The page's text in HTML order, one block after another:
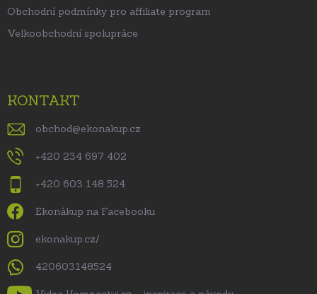
Obchodní podmínky pro affiliate program
Velkoobchodní spolupráce
KONTAKT
obchod@ekonakup.cz
+420 234 697 402
+420 603 148 524
Ekonákup na Facebooku
ekonakup.cz/
420603148524